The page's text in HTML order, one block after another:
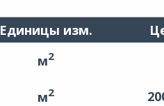
Единицы изм.
м2
м2